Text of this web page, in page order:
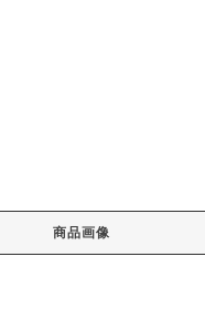
商品画像